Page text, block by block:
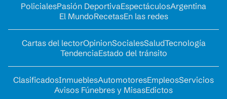
PolicialesPasión DeportivaEspectáculosArgentina
El MundoRecetasEn las redes
Cartas del lectorOpinionSocialesSaludTecnología
TendenciaEstado del tránsito
ClasificadosInmueblesAutomotoresEmpleosServicios
Avisos Fúnebres y MisasEdictos